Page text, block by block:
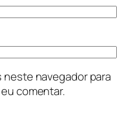
neste navegador para
comentar.